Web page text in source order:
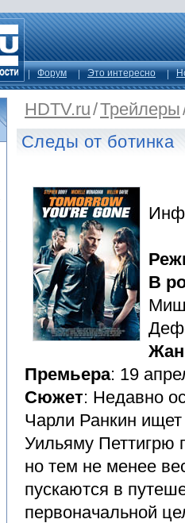
Форум Это интересно
HDTV.ru/Трейлеры
Следы от ботинка
В
Премьера: 19
Сюжет: Недавно
Чарли Ранкин
Уильяму Петтигрю
но тем не менее
пускаются в
первоначальной